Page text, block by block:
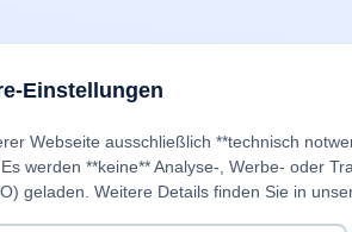
Einstellungen
Webseite ausschließlich **technisch
Es werden **keine** Analyse-, Werbe- oder
geladen. Weitere Details finden Sie in